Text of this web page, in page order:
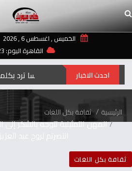
الخميس , اغسطس 6 , 2026
القاهرة اليوم: 30.23°C
احدث الاخبار
الرئيسية ثقافة بكل اللغات
المهن التمثيلية تتوجه بالشكر
انتصرتم لروح عبد
ثقافة بكل اللغات